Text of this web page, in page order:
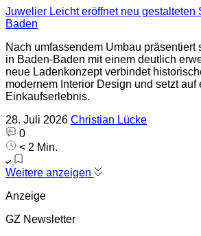
Juwelier Leicht eröffnet neu gestalteten
Baden
Nach umfassendem Umbau präsentiert
in Baden-Baden mit einem deutlich
neue Ladenkonzept verbindet
modernem Interior Design und setzt
Einkaufserlebnis.
28. Juli 2026 Christian Lücke
0
< 2 Min.
Weitere anzeigen
Anzeige
GZ Newsletter